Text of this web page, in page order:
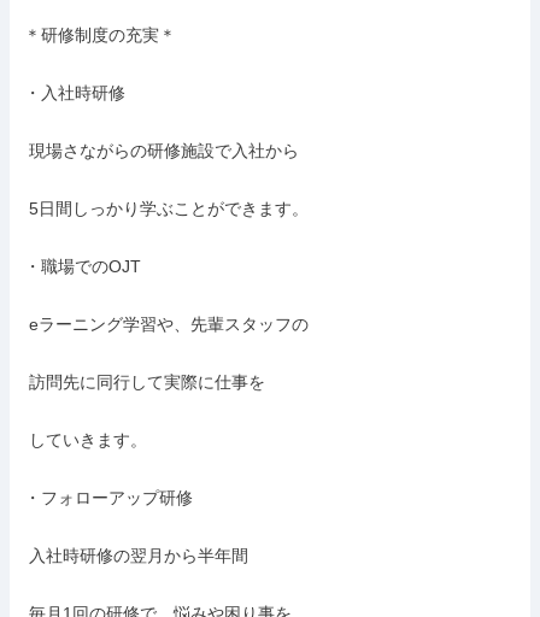
＊研修制度の充実＊
・入社時研修
・職場でのOJT
・フォローアップ研修